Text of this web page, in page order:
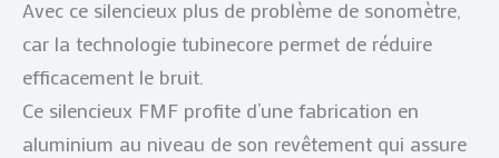
Avec ce silencieux plus de problème de sonomètre,
car la technologie tubinecore permet de réduire
efficacement le bruit.
Ce silencieux FMF profite d’une fabrication en
aluminium au niveau de son revêtement qui assure